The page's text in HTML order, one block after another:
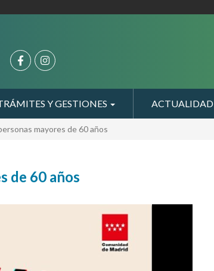
Y GESTIONES ACTUALIDAD
mayores de 60 años
de 60 años